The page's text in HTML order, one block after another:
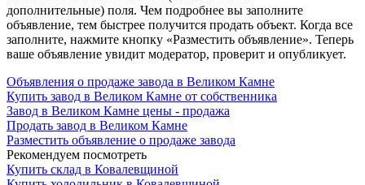
дополнительные) поля. Чем подробнее вы заполните
объявление, тем быстрее получится продать объект. Когда все
заполните, нажмите кнопку «Разместить объявление». Теперь
ваше объявление увидит модератор, проверит и опубликует.
Объявления о продаже завода в Великом Камне
Купить завод в Великом Камне от собственника
Завод в Великом Камне цены - продажа
Продать завод в Великом Камне
Разместить объявление о продаже завода
Рекомендуем посмотреть
Купить склад в Ковалевщиной